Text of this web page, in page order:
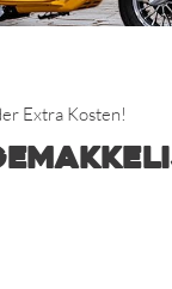
Extra Kosten!